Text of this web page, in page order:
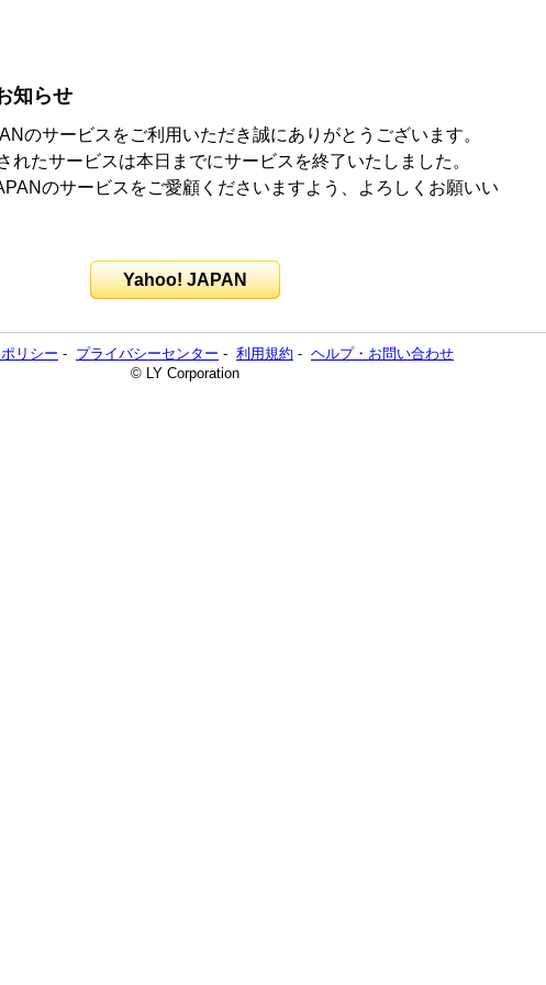
知らせ
のサービスをご利用いただき誠にありがとうございます。
れたサービスは本日までにサービスを終了いたしました。
のサービスをご愛顧くださいますよう、よろしくお願いい
Yahoo! JAPAN
リシー - プライバシーセンター - 利用規約 - ヘルプ・お問い合わせ
© LY Corporation